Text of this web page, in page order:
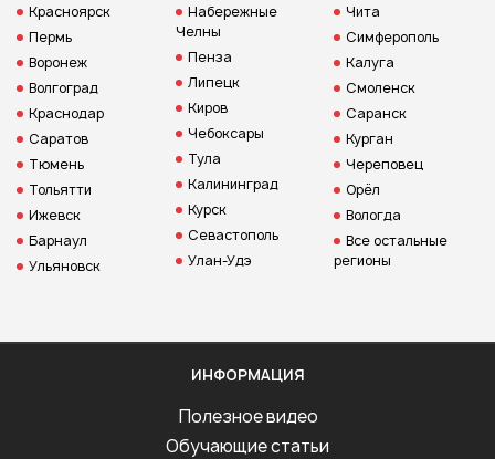
Красноярск
Пермь
Воронеж
Волгоград
Краснодар
Саратов
Тюмень
Тольятти
Ижевск
Барнаул
Ульяновск
Набережные
Челны
Пенза
Липецк
Киров
Чебоксары
Тула
Калининград
Курск
Севастополь
Улан-Удэ
Чита
Симферополь
Калуга
Смоленск
Саранск
Курган
Череповец
Орёл
Вологда
Все остальные
регионы
ИНФОРМАЦИЯ
Полезное видео
Обучающие статьи